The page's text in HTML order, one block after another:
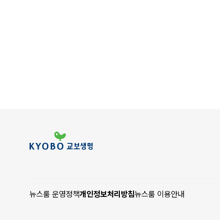
뉴스룸 운영정책개인정보처리방침뉴스룸 이용안내